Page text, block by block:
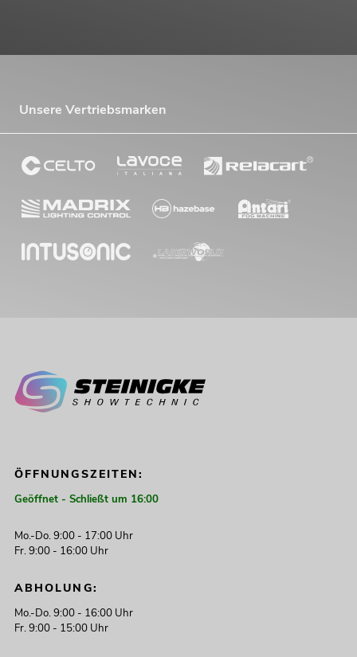
Unsere Vertriebsmarken
ÖFFNUNGSZEITEN:
Geöffnet - Schließt um 16:00
Mo.-Do. 9:00 - 17:00 Uhr
Fr. 9:00 - 16:00 Uhr
ABHOLUNG:
Mo.-Do. 9:00 - 16:00 Uhr
Fr. 9:00 - 15:00 Uhr